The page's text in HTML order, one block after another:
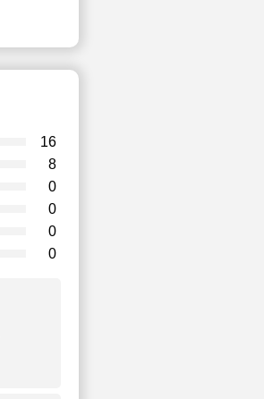
0
0
0
0
8
16